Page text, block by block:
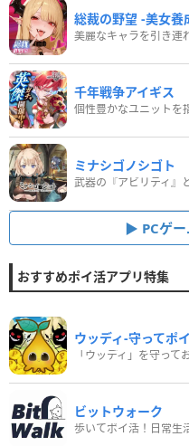
総裁の野望 -美女養
美麗なキャラを引き連
千年戦争アイギス
個性豊かなユニットを
ミナシゴノシゴト
PCゲ
おすすめポイ活アプリ特集
ウッディ‐守ってポ
「ウッディ」を守って
ビットウォーク